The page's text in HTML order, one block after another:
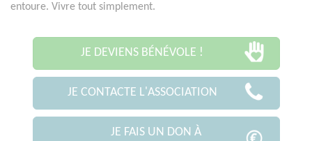
entoure. Vivre tout simplement.
JE DEVIENS BÉNÉVOLE !
JE CONTACTE L'ASSOCIATION
JE FAIS UN DON À